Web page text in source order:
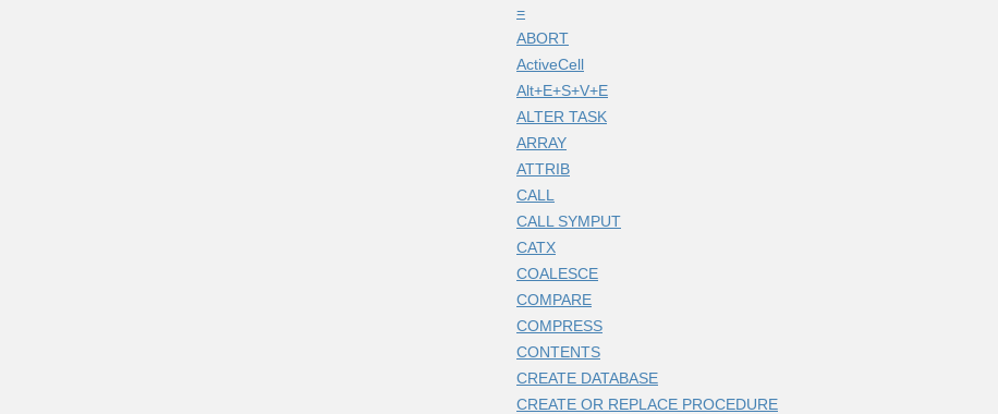
=
ABORT
ActiveCell
Alt+E+S+V+E
ALTER TASK
ARRAY
ATTRIB
CALL
CALL SYMPUT
CATX
COALESCE
COMPARE
COMPRESS
CONTENTS
CREATE DATABASE
CREATE OR REPLACE PROCEDURE